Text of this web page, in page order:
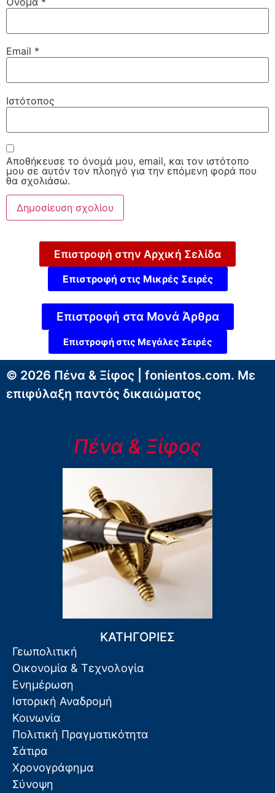
Email *
Ιστότοπος
Αποθήκευσε το όνομά μου, email, και τον ιστότοπο
μου σε αυτόν τον πλοηγό για την επόμενη φορά που
θα σχολιάσω.
Επιστροφή στην Αρχική Σελίδα
Επιστροφή στις Μικρές Σειρές
Επιστροφή στα Μονά Άρθρα
Επιστροφή στις Μεγάλες Σειρές
© 2026 Πένα & Ξίφος | fonientos.com. Με
επιφύλαξη παντός δικαιώματος
Πένα & Ξίφος
ΚΑΤΗΓΟΡΙΕΣ
Γεωπολιτική
Οικονομία & Τεχνολογία
Ενημέρωση
Ιστορική Αναδρομή
Κοινωνία
Πολιτική Πραγματικότητα
Σάτιρα
Χρονογράφημα
Σύνοψη